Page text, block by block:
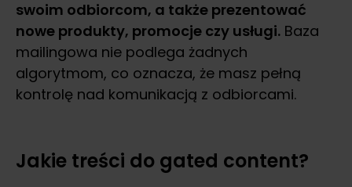
swoim odbiorcom, a także prezentować
nowe produkty, promocje czy usługi. Baza
mailingowa nie podlega żadnych
algorytmom, co oznacza, że masz pełną
kontrolę nad komunikacją z odbiorcami.
Jakie treści do gated content?